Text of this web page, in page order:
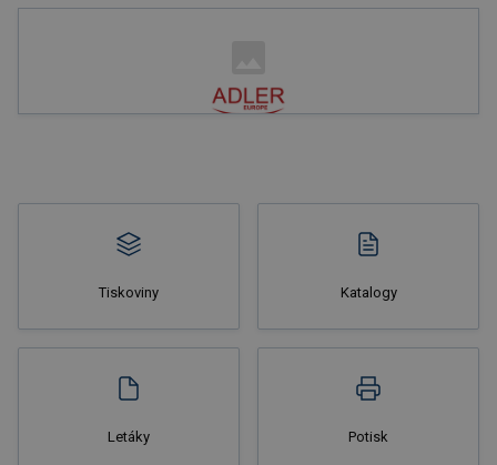
Tiskoviny Katalogy
Letáky Potisk